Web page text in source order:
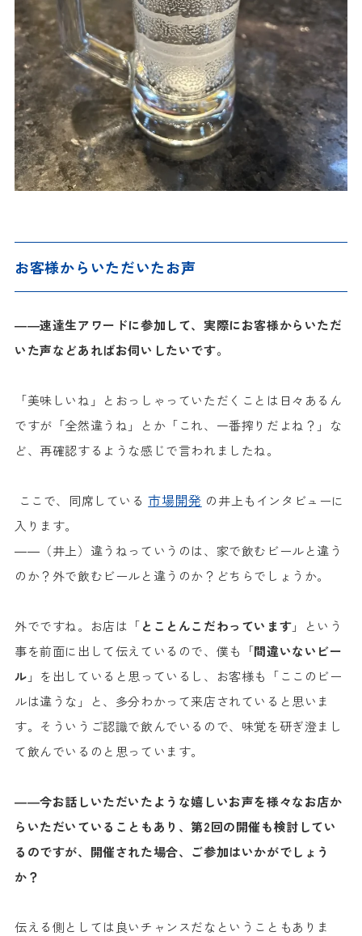
お客様からいただいたお声
――速達生アワードに参加して、実際にお客様からいただ
いた声などあればお伺いしたいです。
「美味しいね」とおっしゃっていただくことは日々あるん
ですが「全然違うね」とか「これ、一番搾りだよね？」な
ど、再確認するような感じで言われましたね。
ここで、同席している市場開発 の井上もインタビューに
入ります。
――（井上）違うねっていうのは、家で飲むビールと違う
のか？外で飲むビールと違うのか？どちらでしょうか。
外でですね。お店は「とことんこだわっています」という
事を前面に出して伝えているので、僕も「間違いないビー
ル 」を出していると思っているし、お客様も「ここのビー
ルは違うな」と、多分わかって来店されていると思いま
す。そういうご認識で飲んでいるので、味覚を研ぎ澄まし
て飲んでいるのと思っています。
――今お話しいただいたような嬉しいお声を様々なお店か
らいただいていることもあり、第2回の開催も検討してい
るのですが、開催された場合、ご参加はいかがでしょう
か？
伝える側としては良いチャンスだなということもありま